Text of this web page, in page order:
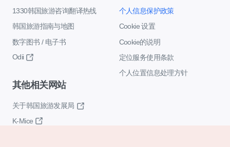
1330韩国旅游咨询翻译热线
韩国旅游指南与地图
数字图书 / 电子书
Odii
个人信息保护政策
Cookie 设置
Cookie的说明
定位服务使用条款
个人位置信息处理方针
其他相关网站
关于韩国旅游发展局
K-Mice